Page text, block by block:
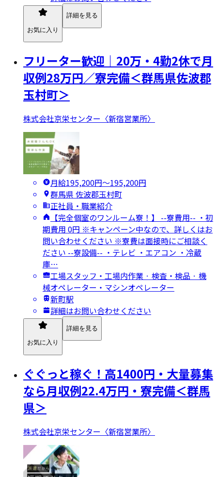
お気に入り
詳細を見る
フリーター歓迎｜20万・4勤2休で月
収例28万円／寮完備＜群馬県佐波郡
玉村町＞
株式会社京栄センター〈新宿営業所〉
月給195,200円〜195,200円
群馬県 佐波郡玉村町
正社員・職業紹介
【完全個室のワンルーム寮！】 --寮費用-- ・初
期費用 0円 ※キャンペーン中なので、詳しくはお
問い合わせください ※寮費は面接時にご相談く
ださい --寮設備-- ・テレビ ・エアコン ・冷蔵
庫…
工場スタッフ・工場内作業 · 検査・検品 · 機
械オペレーター・マシンオペレーター
新町駅
詳細はお問い合わせください
お気に入り
詳細を見る
ぐぐっと稼ぐ！高1400円・大量募集
なら月収例22.4万円・寮完備＜群馬
県＞
株式会社京栄センター〈新宿営業所〉